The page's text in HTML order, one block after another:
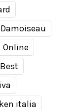
Damoiseau
Online
Best
italia